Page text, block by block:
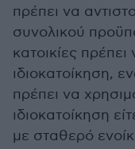
πρέπει να
συνολικού
κατοικίες
ιδιοκατοίκηση,
πρέπει να
ιδιοκατοίκηση
με σταθερό